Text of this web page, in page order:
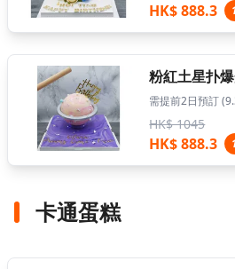
HK$ 888.3
粉紅土星扑
需提前2日預訂
HK$ 1045
HK$ 888.3
卡通蛋糕